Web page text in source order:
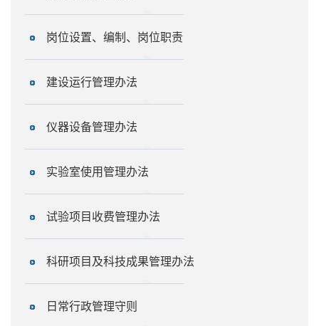
岗位设置、编制、岗位职责
建设运行管理办法
仪器设备管理办法
实验室使用管理办法
试验项目收费管理办法
科研项目及科技成果管理办法
日常行政管理守则